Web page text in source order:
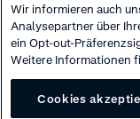
Authentifizierung
Wir informieren auch
Analysepartner über
ein Opt-out-
Weitere Informationen
Cookies